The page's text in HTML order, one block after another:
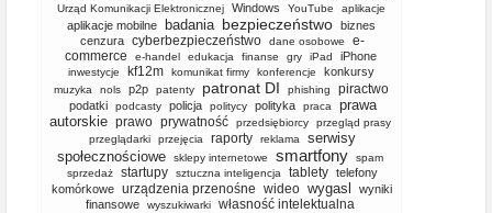
Urząd Komunikacji Elektronicznej Windows YouTube aplikacje
aplikacje mobilne badania bezpieczeństwo biznes
cenzura cyberbezpieczeństwo dane osobowe
e-
commerce
e-handel edukacja finanse gry iPad iPhone
inwestycje kf12m komunikat firmy konferencje konkursy
muzyka nols p2p patenty patronat DI phishing piractwo
podatki podcasty policja politycy polityka praca
prawa
autorskie prawo prywatność przedsiębiorcy
przegląd prasy
przeglądarki
przejęcia raporty reklama
serwisy
społecznościowe
sklepy internetowe smartfony
spam
sprzedaż
startupy sztuczna inteligencja tablety telefony
komórkowe
urządzenia przenośne wideo wygasl
wyniki
finansowe
wyszukiwarki własność intelektualna